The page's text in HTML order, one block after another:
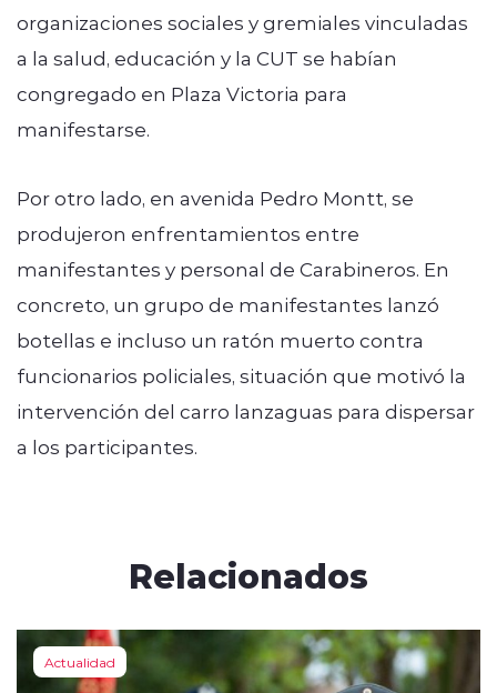
organizaciones sociales y gremiales vinculadas
a la salud, educación y la CUT se habían
congregado en Plaza Victoria para
manifestarse.
Por otro lado, en avenida Pedro Montt, se
produjeron enfrentamientos entre
manifestantes y personal de Carabineros. En
concreto, un grupo de manifestantes lanzó
botellas e incluso un ratón muerto contra
funcionarios policiales, situación que motivó la
intervención del carro lanzaguas para dispersar
a los participantes.
Relacionados
Actualidad